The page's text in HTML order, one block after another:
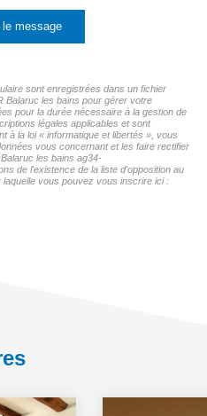
message
sont enregistrées dans un fichier
Balaruc les bains pour gérer votre
pour la durée nécessaire à la gestion de
légales applicables et sont
à la loi « informatique et libertés », vous
vous concernant et les faire rectifier
les bains ag34-
de l'existence de la liste d'opposition au
vous pouvez vous inscrire ici :